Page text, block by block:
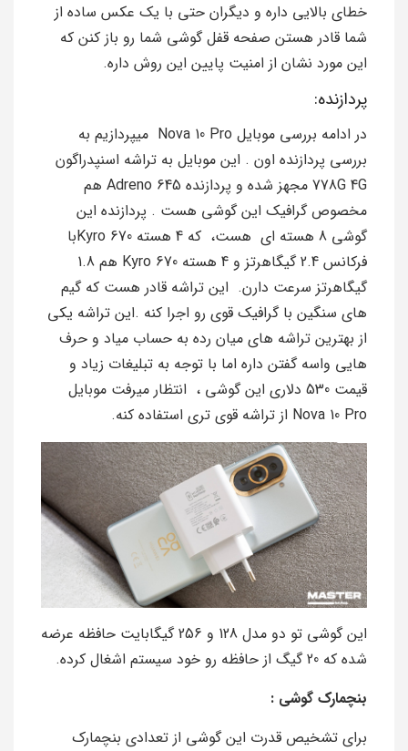
خطای بالایی داره و دیگران حتی با یک عکس ساده از
شما قادر هستن صفحه قفل گوشی شما رو باز کنن که
این مورد نشان از امنیت پایین این روش داره.
پردازنده:
در ادامه بررسی موبایل Nova 10 Pro میپردازیم به
بررسی پردازنده اون . این موبایل به تراشه اسنپدراگون
778G 4G مجهز شده و پردازنده Adreno 645 هم
مخصوص گرافیک این گوشی هست . پردازنده این
گوشی 8 هسته‌ ای هست، که 4 هسته Kyro 670با
فرکانس 2.4 گیگاهرتز و 4 هسته Kyro 670 هم 1.8
گیگاهرتز سرعت دارن. این تراشه قادر هست که گیم
های سنگین با گرافیک قوی رو اجرا کنه .این تراشه یکی
از بهترین تراشه های میان رده به حساب میاد و حرف
هایی واسه گفتن داره اما با توجه به تبلیغات زیاد و
قیمت 530 دلاری این گوشی ، انتظار میرفت موبایل
Nova 10 Pro از تراشه قوی تری استفاده کنه.
این گوشی تو دو مدل 128 و 256 گیگابایت حافظه عرضه
شده که 20 گیگ از حافظه رو خود سیستم اشغال کرده.
بنچمارک گوشی :
برای تشخیص قدرت این گوشی از تعدادی بنچمارک